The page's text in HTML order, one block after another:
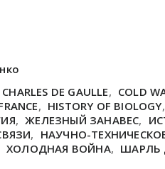
CHARLES DE GAULLE, COLD
, HISTORY OF BIOLOGY,
, ЖЕЛЕЗНЫЙ ЗАНАВЕС,
, НАУЧНО-
ХОЛОДНАЯ ВОЙНА, ШАРЛЬ